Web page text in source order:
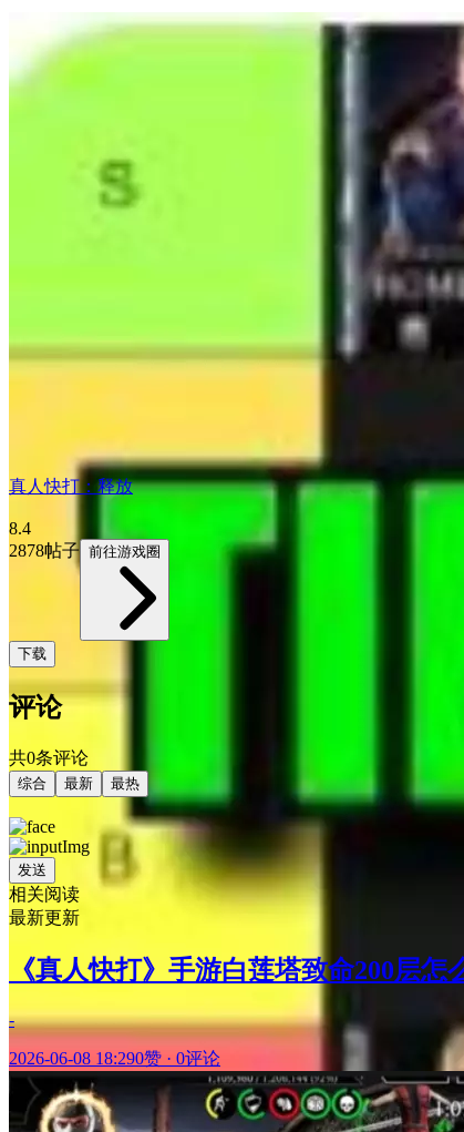
真人快打：释放
8.4
2878帖子 前往游戏圈
下载
评论
共0条评论
综合 最新 最热
发送
相关阅读
最新更新
《真人快打》手游白莲塔致命200层
-
2026-06-08 18:290赞 · 0评论